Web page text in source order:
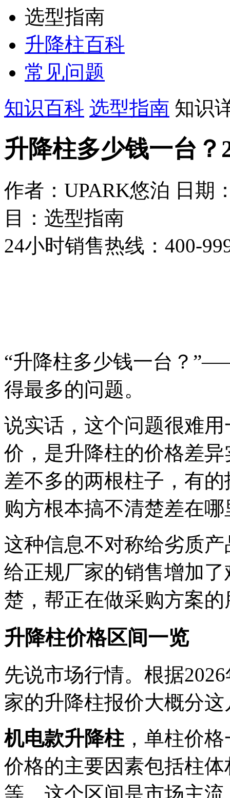
选型指南
升降柱百科
常见问题
知识百科 选型指南 知识
升降柱多少钱一台？
作者：UPARK悠泊 日期
目：选型指南
24小时销售热线： 400-
“升降柱多少钱一台？
得最多的问题。
说实话，这个问题很难
价，是升降柱的价格差
差不多的两根柱子，有
购方根本搞不清楚差在哪
这种信息不对称给劣质
给正规厂家的销售增加
楚，帮正在做采购方案
升降柱价格区间一览
先说市场行情。根据
家的升降柱报价大概分
机电款升降柱 ，单柱价
价格的主要因素包括柱